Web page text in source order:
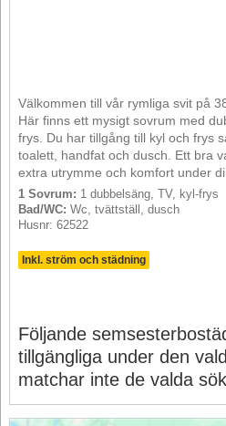
1 Sovrum: 1 dubbelsäng, TV, kyl-frys
Bad/WC: Wc, tvättställ, dusch
Husnr: 62522
Välkommen till vår rymliga svit på
Här finns ett mysigt sovrum med
frys. Du har tillgång till kyl och frys
toalett, handfat och dusch. Ett bra
extra utrymme och komfort under
Inkl. ström och städning
Följande
tillgängliga under den
matchar inte de valda